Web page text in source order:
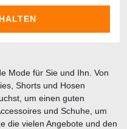
Mode für Sie und Ihn. Von
Shorts und Hosen
um einen guten
und Schuhe, um
die vielen Angebote und den